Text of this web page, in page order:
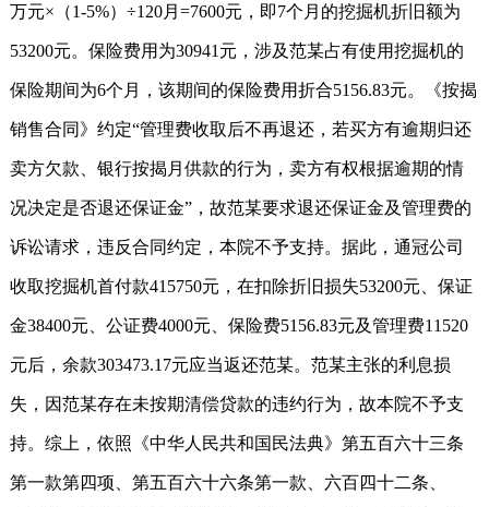
万元×（1-5%）÷120月=7600元，即7个月的挖掘机折旧额为
53200元。保险费用为30941元，涉及范某占有使用挖掘机的
保险期间为6个月，该期间的保险费用折合5156.83元。《按揭
销售合同》约定“管理费收取后不再退还，若买方有逾期归还
卖方欠款、银行按揭月供款的行为，卖方有权根据逾期的情
况决定是否退还保证金”，故范某要求退还保证金及管理费的
诉讼请求，违反合同约定，本院不予支持。据此，通冠公司
收取挖掘机首付款415750元，在扣除折旧损失53200元、保证
金38400元、公证费4000元、保险费5156.83元及管理费11520
元后，余款303473.17元应当返还范某。范某主张的利息损
失，因范某存在未按期清偿贷款的违约行为，故本院不予支
持。综上，依照《中华人民共和国民法典》第五百六十三条
第一款第四项、第五百六十六条第一款、六百四十二条、